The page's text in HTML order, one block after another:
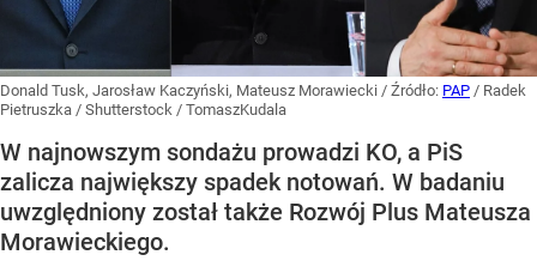
Donald Tusk, Jarosław Kaczyński, Mateusz Morawiecki / Źródło: PAP / Radek
Pietruszka / Shutterstock / TomaszKudala
W najnowszym sondażu prowadzi KO, a PiS
zalicza największy spadek notowań. W badaniu
uwzględniony został także Rozwój Plus Mateusza
Morawieckiego.